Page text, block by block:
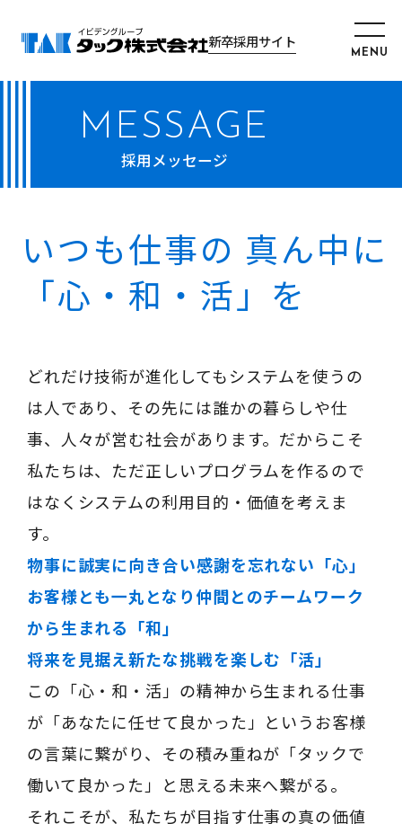
新卒採用サイト
MESSAGE
採用メッセージ
いつも仕事の 真ん中に
「心・和・活」を
どれだけ技術が進化してもシステムを使うの
は人であり、その先には誰かの暮らしや仕
事、人々が営む社会があります。だからこそ
私たちは、ただ正しいプログラムを作るので
はなくシステムの利用目的・価値を考えま
す。
物事に誠実に向き合い感謝を忘れない「心」
お客様とも一丸となり仲間とのチームワーク
から生まれる「和」
将来を見据え新たな挑戦を楽しむ「活」
この「心・和・活」の精神から生まれる仕事
が「あなたに任せて良かった」というお客様
の言葉に繋がり、その積み重ねが「タックで
働いて良かった」と思える未来へ繋がる。
それこそが、私たちが目指す仕事の真の価値